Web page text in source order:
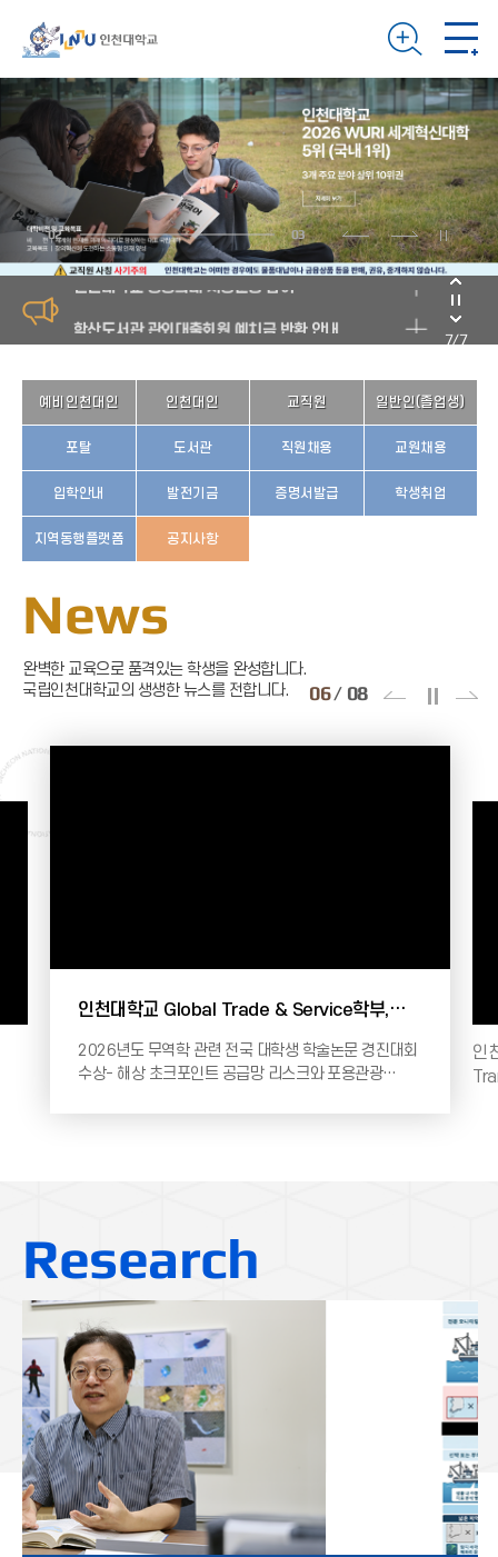
2 3
7/7
교직원 사칭 사기주의
안전한 해외 활동 가이드
24시간 대출/반납가능 학산 스마트 도서관
AI:NU 인천대학교 전용 생성형 AI 서비스 오픈
2026-1학기 학산도서관 테마 DVD 큐레이션
뉴욕타임즈 선정 21세기 영화 100선
인천대학교 공공의대 서명운동 참여
안전한 해외 활동 가이드
24시간 대출/반납가능 학산 스마트 도서관
AI:NU 인천대학교 전용 생성형 AI 서비스 오픈
2026-1학기 학산도서관 테마 DVD 큐레이션
뉴욕타임즈 선정 21세기 영화 100선
학산도서관 관외대출회원 예치금 반환 안내
예비인천대인 인천대인 교직원 일반인(졸업생)
포탈 도서관 직원채용 교원채용
입학안내 발전기금 증명서발급 학생취업
지역동행플랫폼 공지사항
News
완벽한 교육으로 품격있는 학생을 완성합니다.
국립인천대학교의 생생한 뉴스를 전합니다.
7/ 8
관련
인천대학교 김준섭 교수, 세계 최고 권위의
학술지 Signal Transduction and Targeted
(Bio) 산업 전략과
인천대학교 나노바이오공학 김준섭 교수인천대학교
Research